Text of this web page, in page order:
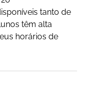
tanto de
têm alta
horários de